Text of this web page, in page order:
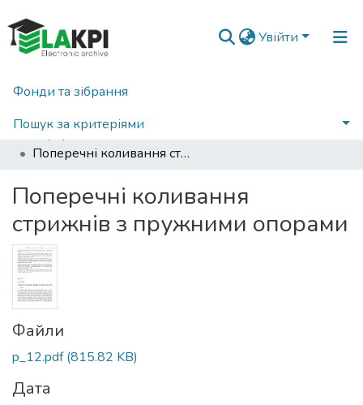
Увійти
Фонди та зібрання
Пошук за критеріями
Статистика
Головна
Наукова періодика
Поперечні коливання стрижнів з пружними опорами
Поперечні коливання
стрижнів з пружними опорами
Файли
p_12.pdf(815.82 KB)
Дата